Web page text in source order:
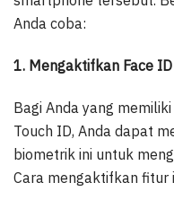
Anda coba:
1. Mengaktifkan Face
Bagi Anda yang memiliki
Touch ID, Anda dapat
biometrik ini untuk
Cara mengaktifkan fitur